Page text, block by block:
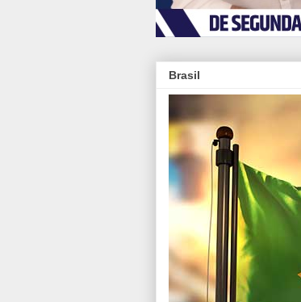
Brasil